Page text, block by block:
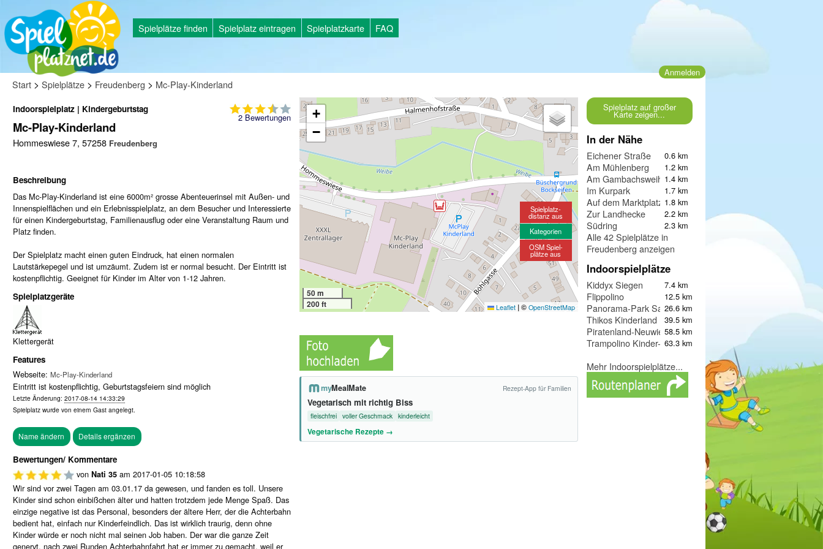
Spielplätze finden Spielplatz eintragen Spielplatzkarte FAQ
Anmelden
Start > Spielplätze > Freudenberg > Mc-Play-Kinderland
2Bewertungen
Indoorspielplatz | Kindergeburtstag
Mc-Play-Kinderland
Hommeswiese 7, 57258 Freudenberg
Beschreibung
Das Mc-Play-Kinderland ist eine 6000m² grosse Abenteuerinsel mit Außen- und
Innenspielflächen und ein Erlebnisspielplatz, an dem Besucher und Interessierte
für einen Kindergeburtstag, Familienausflug oder eine Veranstaltung Raum und
Platz finden.
Der Spielplatz macht einen guten Eindruck, hat einen normalen
Lautstärkepegel und ist umzäumt. Zudem ist er normal besucht. Der Eintritt ist
kostenpflichtig. Geeignet für Kinder im Alter von 1-12 Jahren.
Spielplatzgeräte
Klettergerät
Features
Webseite: Mc-Play-Kinderland
Eintritt ist kostenpflichtig, Geburtstagsfeiern sind möglich
Letzte Änderung: 2017-08-14 14:33:29
Spielplatz wurde von einem Gast angelegt.
Bewertungen/ Kommentare
von Nati 35 am 2017-01-05 10:18:58
Wir sind vor zwei Tagen am 03.01.17 da gewesen, und fanden es toll. Unsere
Kinder sind schon einbißchen älter und hatten trotzdem jede Menge Spaß. Das
einzige negative ist das Personal, besonders der ältere Herr, der die Achterbahn
bedient hat, einfach nur Kinderfeindlich. Das ist wirklich traurig, denn ohne
Kinder würde er noch nicht mal seinen Job haben. Der war die ganze Zeit
genervt, nach zwei Runden Achterbahnfahrt hat er immer zu gemacht, weil er
+
−
50 m
200 ft
Leaflet |© OpenStreetMap
Spielplatz-
distanz aus
Kategorien
OSM Spiel-
plätze aus
myMealMate Rezept-App für Familien
Vegetarisch mit richtig Biss
fleischfrei voller Geschmack kinderleicht
Vegetarische Rezepte →
Spielplatz auf großer
Karte zeigen...
In der Nähe
Eichener Straße 0.6 km
Am Mühlenberg 1.2 km
Am Gambachsweiher1.4 km
Im Kurpark 1.7 km
Auf dem Marktplatz Freudenberg
1.8 km
Zur Landhecke 2.2 km
Südring 2.3 km
Alle 42 Spielplätze in
Freudenberg anzeigen
Indoorspielplätze
Kiddyx Siegen 7.4 km
Flippolino 12.5 km
Panorama-Park Sauerland
26.6 km
Thikos Kinderland 39.5 km
Piratenland-Neuwied58.5 km
Trampolino Kinder-Spiel-Halle
63.3 km
Mehr Indoorspielplätze...